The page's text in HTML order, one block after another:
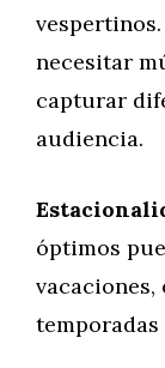
necesitar
capturar
audiencia.
óptimos